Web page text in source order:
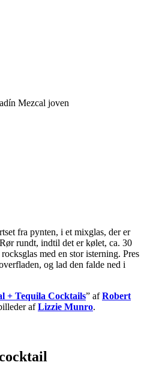
Mezcal joven
fra pynten, i et mixglas, der er
rundt, indtil det er kølet, ca. 30
med en stor isterning. Pres
og lad den falde ned i
+ Tequila Cocktails” afRobert
afLizzie Munro.